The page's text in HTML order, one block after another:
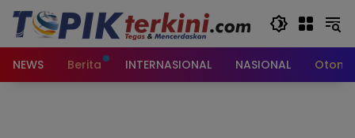
Langsung
konten
NEWS
Berita INTERNASIONAL NASIONAL